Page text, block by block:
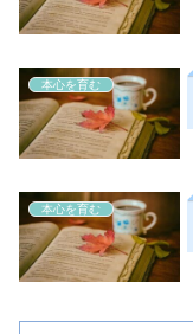
本心を育む
本心を育む